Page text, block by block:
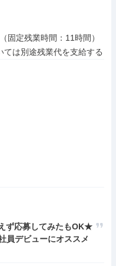
固定残業時間：11時間）
ず応募してみたもOK★
員デビューにオススメ